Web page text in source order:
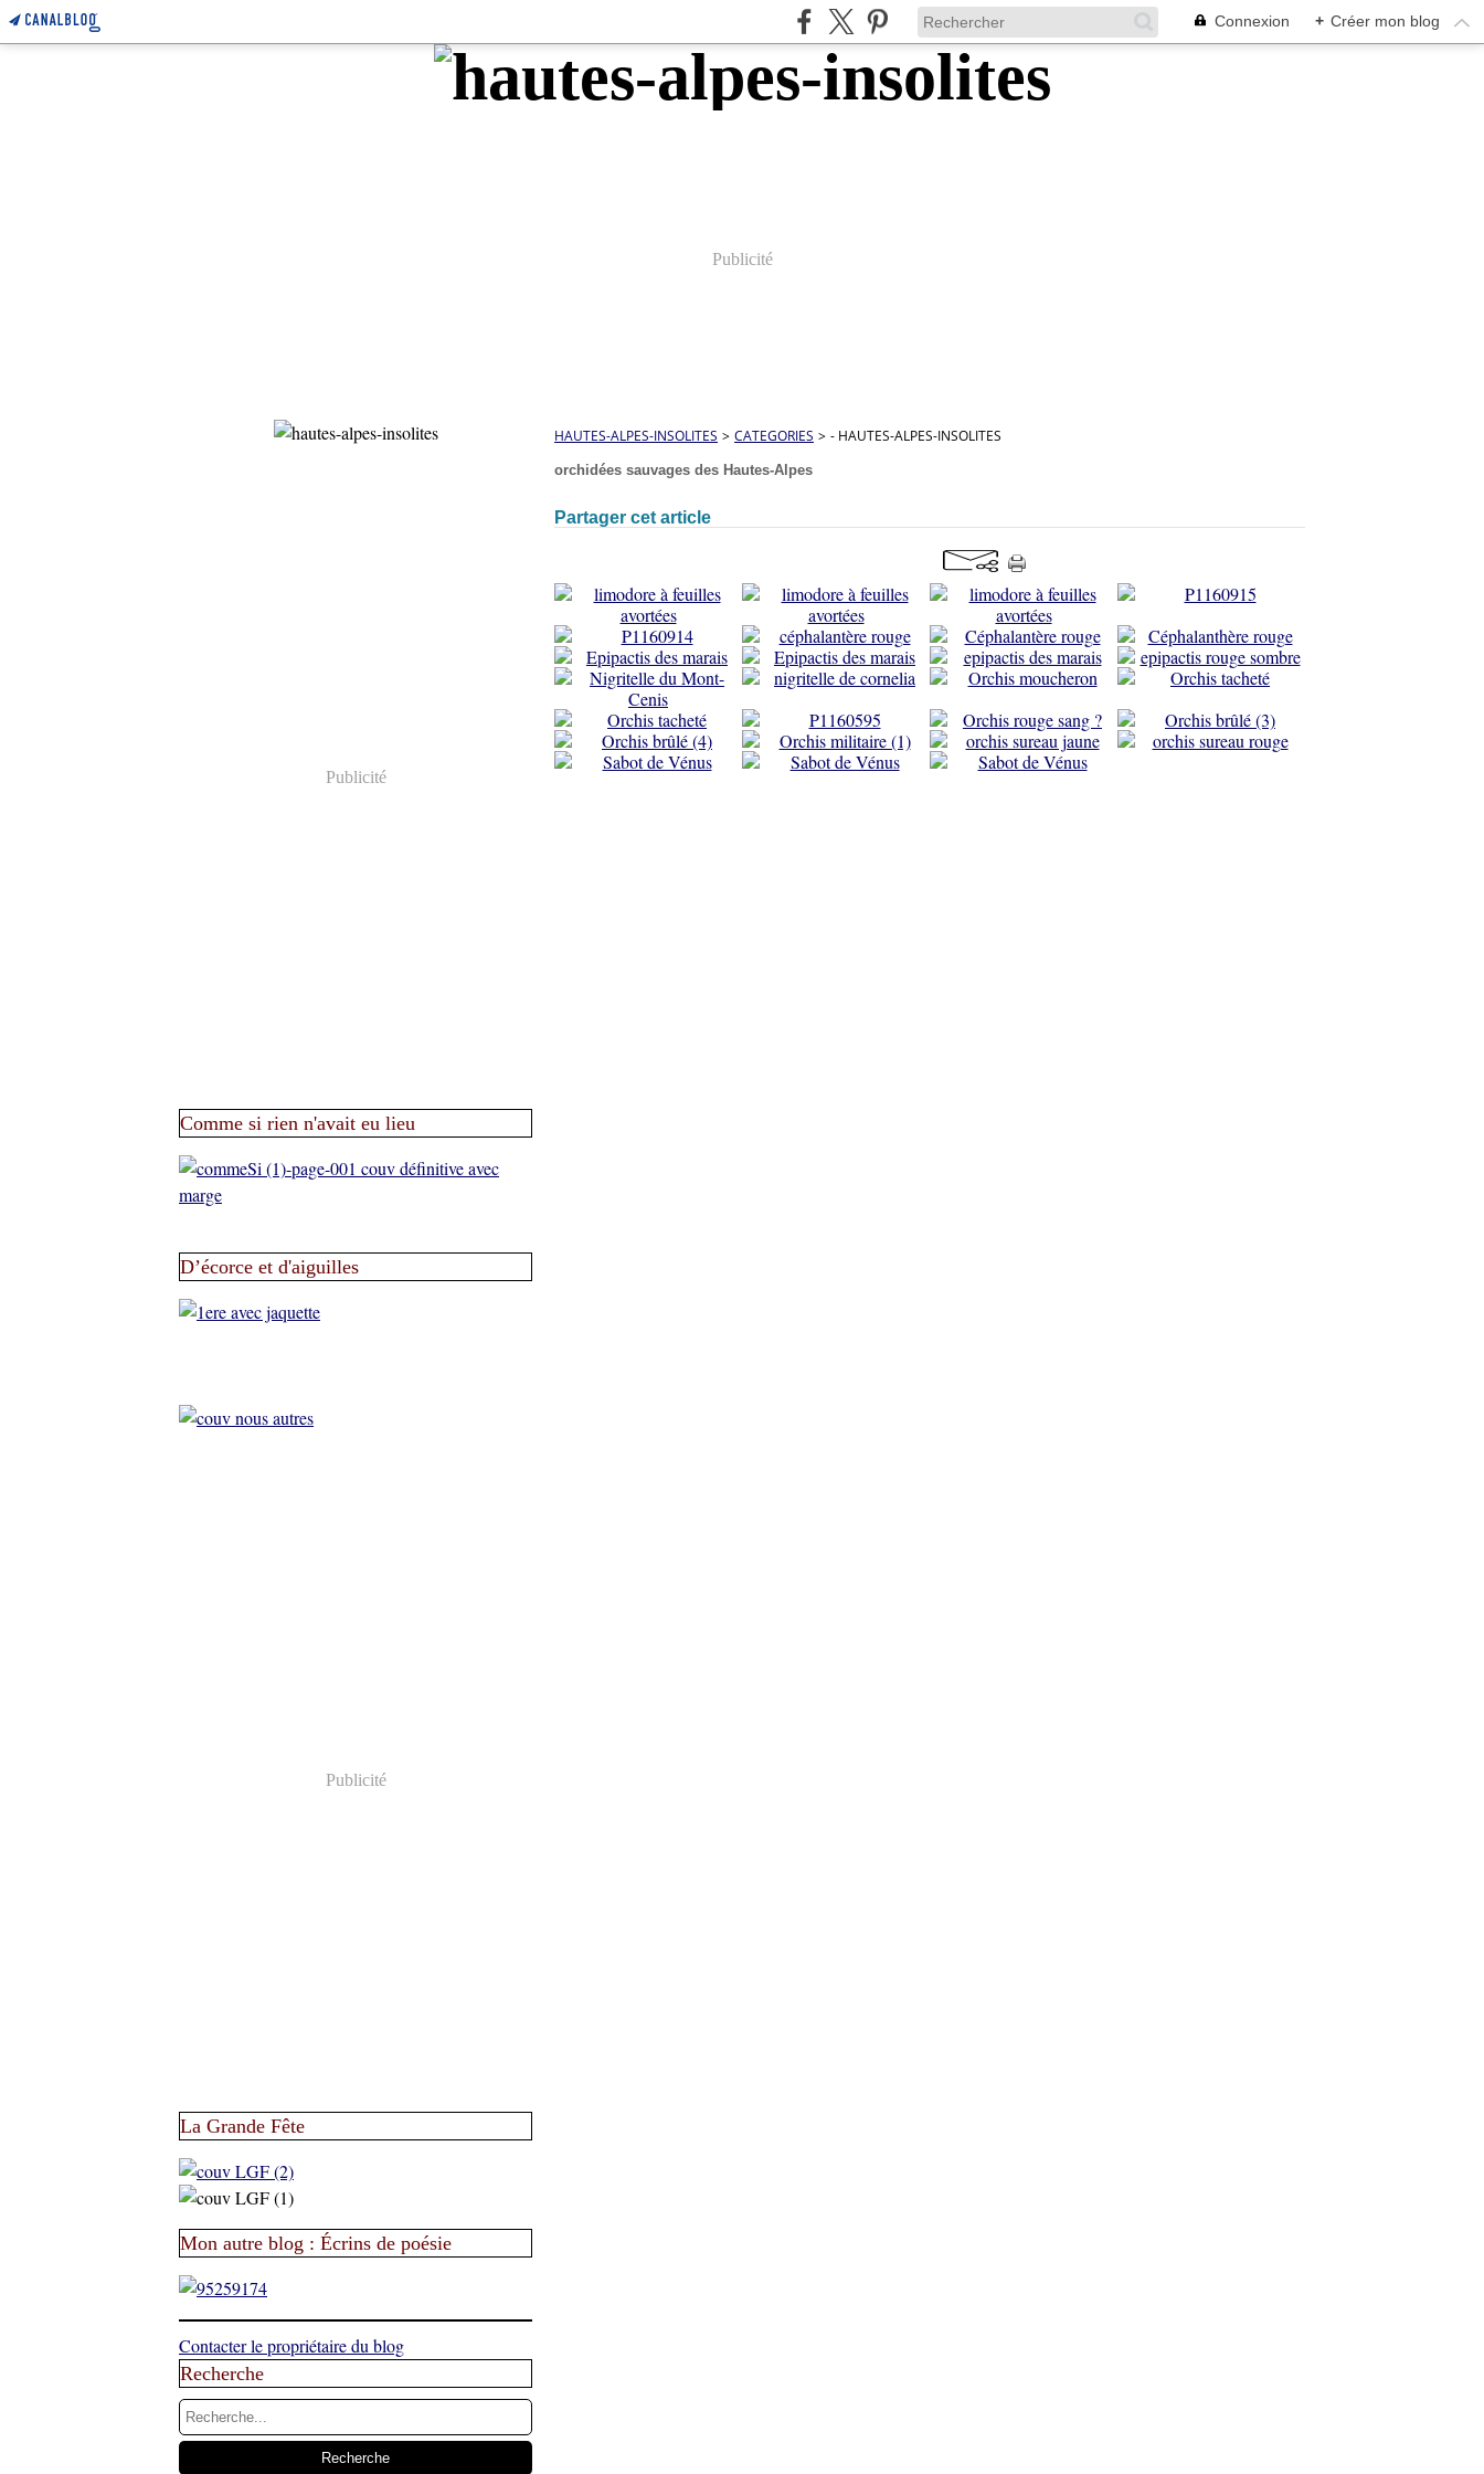
Connexion + Créer mon blog
Publicité
Publicité
Comme si rien n'avait eu lieu
D’écorce et d'aiguilles
Publicité
La Grande Fête
Mon autre blog : Écrins de poésie
Contacter le propriétaire du blog
Recherche
HAUTES-ALPES-INSOLITES > CATEGORIES > - HAUTES-ALPES-INSOLITES
orchidées sauvages des Hautes-Alpes
Partager cet article